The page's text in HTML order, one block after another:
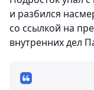
и разбился
со ссылкой на
внутренних дел